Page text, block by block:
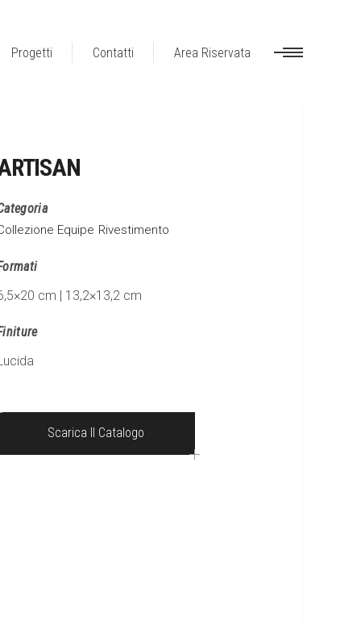
Progetti Contatti Area Riservata
Equipe Rivestimento
cm | 13,2×13,2 cm
Scarica Il Catalogo